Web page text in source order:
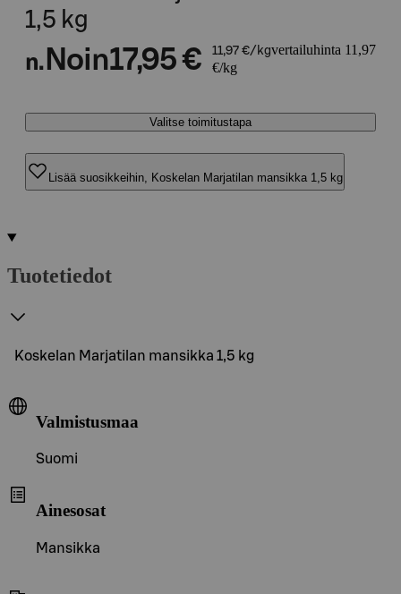
1,5 kg
n. Noin17,95 € 11,97 €/kgvertailuhinta 11,97
€/kg
Valitse toimitustapa
Lisää suosikkeihin, Koskelan Marjatilan mansikka 1,5 kg
Tuotetiedot
Koskelan Marjatilan mansikka 1,5 kg
Valmistusmaa
Suomi
Ainesosat
Mansikka